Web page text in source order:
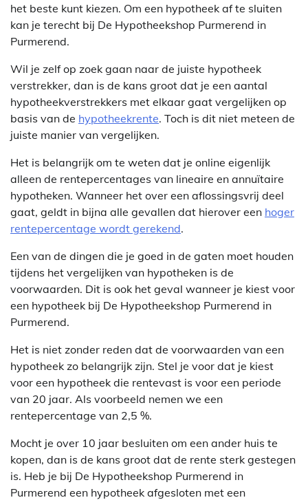
het beste kunt kiezen. Om een hypotheek af te sluiten
kan je terecht bij De Hypotheekshop Purmerend in
Purmerend.
Wil je zelf op zoek gaan naar de juiste hypotheek
verstrekker, dan is de kans groot dat je een aantal
hypotheekverstrekkers met elkaar gaat vergelijken op
basis van de hypotheekrente. Toch is dit niet meteen de
juiste manier van vergelijken.
Het is belangrijk om te weten dat je online eigenlijk
alleen de rentepercentages van lineaire en annuïtaire
hypotheken. Wanneer het over een aflossingsvrij deel
gaat, geldt in bijna alle gevallen dat hierover een hoger
rentepercentage wordt gerekend.
Een van de dingen die je goed in de gaten moet houden
tijdens het vergelijken van hypotheken is de
voorwaarden. Dit is ook het geval wanneer je kiest voor
een hypotheek bij De Hypotheekshop Purmerend in
Purmerend.
Het is niet zonder reden dat de voorwaarden van een
hypotheek zo belangrijk zijn. Stel je voor dat je kiest
voor een hypotheek die rentevast is voor een periode
van 20 jaar. Als voorbeeld nemen we een
rentepercentage van 2,5 %.
Mocht je over 10 jaar besluiten om een ander huis te
kopen, dan is de kans groot dat de rente sterk gestegen
is. Heb je bij De Hypotheekshop Purmerend in
Purmerend een hypotheek afgesloten met een